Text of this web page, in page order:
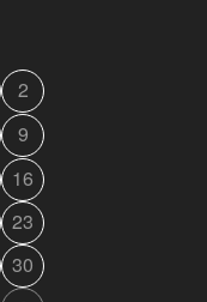
2
9
16
23
30